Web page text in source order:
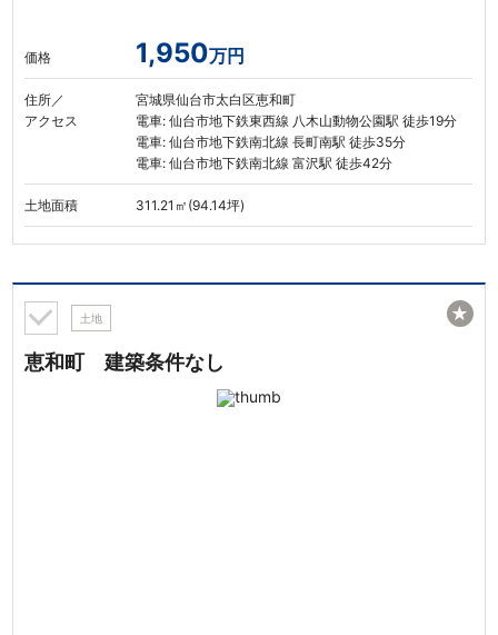
価格 1,950万円
住所／
アクセス
宮城県仙台市太白区恵和町
電車: 仙台市地下鉄東西線 八木山動物公園駅 徒歩19分
電車: 仙台市地下鉄南北線 長町南駅 徒歩35分
電車: 仙台市地下鉄南北線 富沢駅 徒歩42分
土地面積 311.21㎡(94.14坪)
土地
恵和町 建築条件なし
★